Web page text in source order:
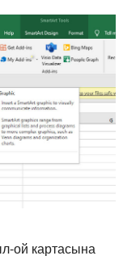
ой картасына